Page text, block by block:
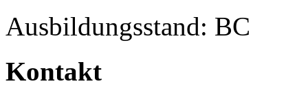
Ausbildungsstand: BC
Kontakt